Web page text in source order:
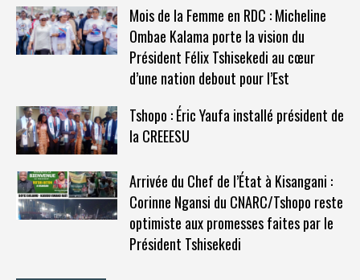
Mois de la Femme en RDC : Micheline
Ombae Kalama porte la vision du
Président Félix Tshisekedi au cœur
d’une nation debout pour l’Est
Tshopo : Éric Yaufa installé président de
la CREEESU
Arrivée du Chef de l’État à Kisangani :
Corinne Ngansi du CNARC/Tshopo reste
optimiste aux promesses faites par le
Président Tshisekedi